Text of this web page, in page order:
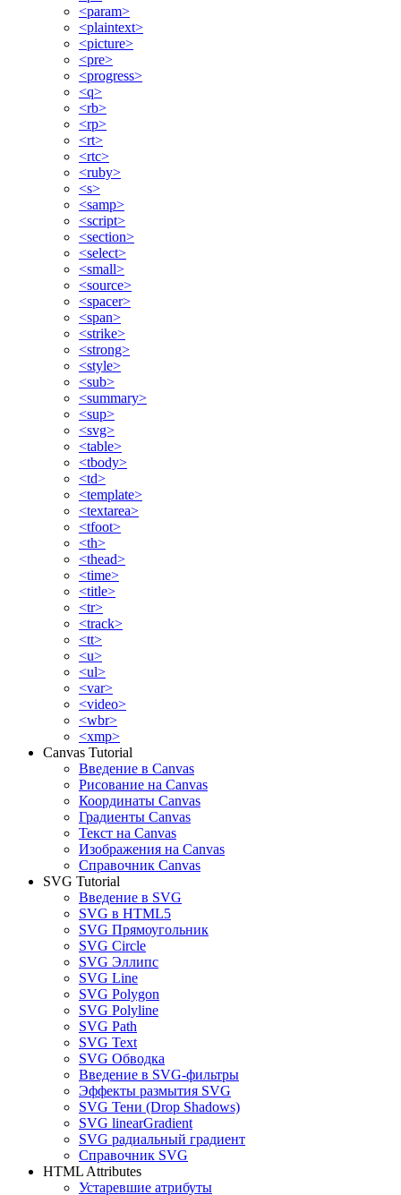
<param>
<plaintext>
<picture>
<pre>
<progress>
<q>
<rb>
<rp>
<rt>
<rtc>
<ruby>
<s>
<samp>
<script>
<section>
<select>
<small>
<source>
<spacer>
<span>
<strike>
<strong>
<style>
<sub>
<summary>
<sup>
<svg>
<table>
<tbody>
<td>
<template>
<textarea>
<tfoot>
<th>
<thead>
<time>
<title>
<tr>
<track>
<tt>
<u>
<ul>
<var>
<video>
<wbr>
<xmp>
Canvas Tutorial
Введение в Canvas
Рисование на Canvas
Координаты Canvas
Градиенты Canvas
Текст на Canvas
Изображения на Canvas
Справочник Canvas
SVG Tutorial
Введение в SVG
SVG в HTML5
SVG Прямоугольник
SVG Circle
SVG Эллипс
SVG Line
SVG Polygon
SVG Polyline
SVG Path
SVG Text
SVG Обводка
Введение в SVG-фильтры
Эффекты размытия SVG
SVG Тени (Drop Shadows)
SVG linearGradient
SVG радиальный градиент
Справочник SVG
HTML Attributes
Устаревшие атрибуты